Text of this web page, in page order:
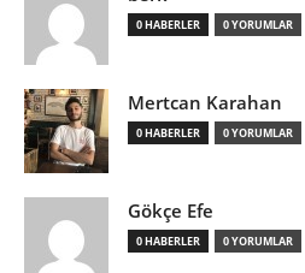
0 HABERLER 0 YORUMLAR
Mertcan Karahan
0 HABERLER 0 YORUMLAR
Gökçe Efe
0 HABERLER 0 YORUMLAR